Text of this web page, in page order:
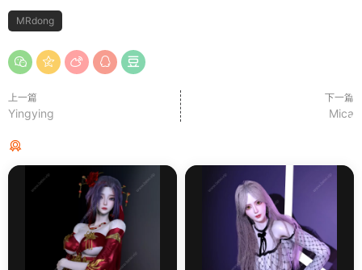
MRdong
上一篇
Yingying
下一篇
Mica